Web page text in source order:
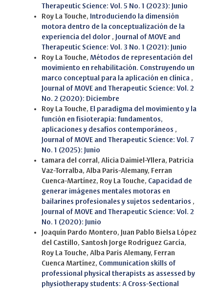
Therapeutic Science: Vol. 5 No. 1 (2023): Junio
Roy La Touche, Introduciendo la dimensión
motora dentro de la conceptualización de la
experiencia del dolor , Journal of MOVE and
Therapeutic Science: Vol. 3 No. 1 (2021): Junio
Roy La Touche, Métodos de representación del
movimiento en rehabilitación. Construyendo un
marco conceptual para la aplicación en clínica ,
Journal of MOVE and Therapeutic Science: Vol. 2
No. 2 (2020): Diciembre
Roy La Touche, El paradigma del movimiento y la
función en fisioterapia: fundamentos,
aplicaciones y desafíos contemporáneos ,
Journal of MOVE and Therapeutic Science: Vol. 7
No. 1 (2025): Junio
tamara del corral, Alicia Daimiel-Yllera, Patricia
Vaz-Torralba, Alba Paris-Alemany, Ferran
Cuenca-Martínez, Roy La Touche, Capacidad de
generar imágenes mentales motoras en
bailarines profesionales y sujetos sedentarios ,
Journal of MOVE and Therapeutic Science: Vol. 2
No. 1 (2020): Junio
Joaquín Pardo Montero, Juan Pablo Bielsa López
del Castillo, Santosh Jorge Rodríguez García,
Roy La Touche, Alba Paris Alemany, Ferran
Cuenca Martínez, Communication skills of
professional physical therapists as assessed by
physiotherapy students: A Cross-Sectional